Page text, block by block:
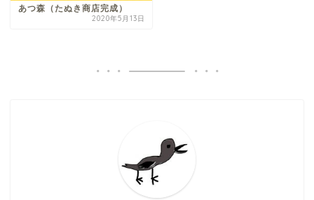
あつ森（たぬき商店完成）
2020年5月13日